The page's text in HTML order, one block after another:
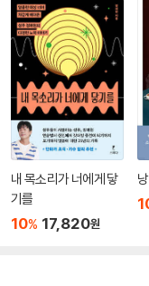
내 목소리가 너에게 닿
기를
10% 17,820원